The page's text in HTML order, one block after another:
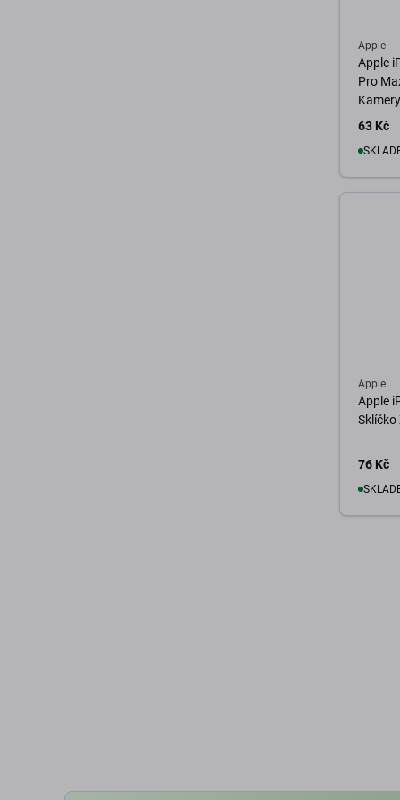
Apple
Apple
Pro
63 Kč
Apple
Apple
Sklíčko
76 Kč